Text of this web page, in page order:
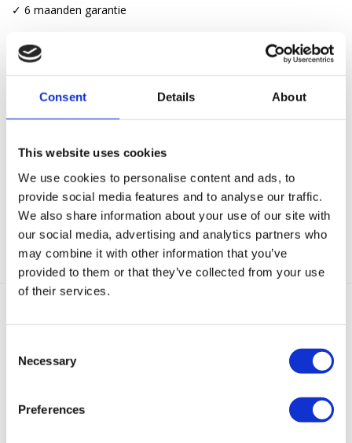
Consent Details About
This website uses cookies
We use cookies to personalise content and ads, to
provide social media features and to analyse our traffic.
We also share information about your use of our site with
our social media, advertising and analytics partners who
may combine it with other information that you’ve
provided to them or that they’ve collected from your use
of their services.
Selection
Necessary
Preferences
✓ 6 maanden garantie
✓ Achteraf betalen mogelijk
Aanvullende informatie
Categorieën: Gouden Oorbellen,Nieuw ,Oorbellen ,Studs
Gerelateerde producten
out